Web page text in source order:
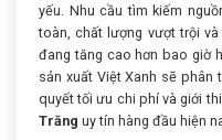
yếu. Nhu cầu tìm kiếm
toàn, chất lượng vượt trội
đang tăng cao hơn bao giờ
sản xuất Việt Xanh sẽ
quyết tối ưu chi phí và giới
Trăng uy tín hàng đầu hiện